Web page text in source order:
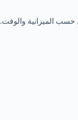
الميزانية والوقت.